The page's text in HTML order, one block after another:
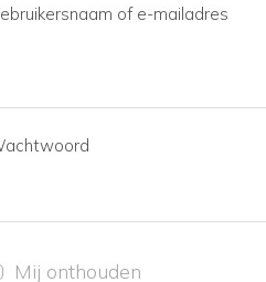
of e-mailadres
Mij onthouden